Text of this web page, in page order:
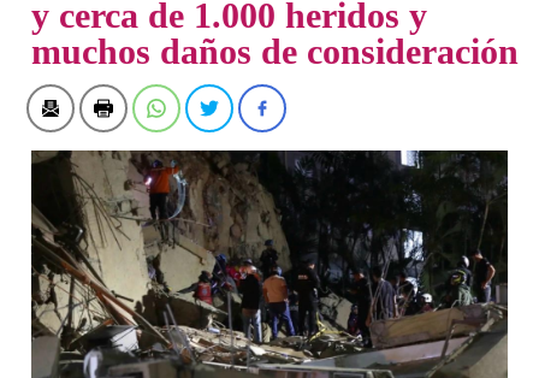
y cerca de 1.000 heridos y
muchos daños de consideración